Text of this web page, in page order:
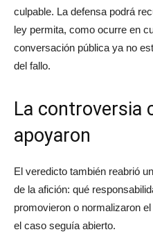
culpable. La defensa podrá
ley permita, como ocurre en
conversación pública ya no
del fallo.
La controversia
apoyaron
El veredicto también reabrió
de la afición: qué
promovieron o normalizaron
el caso seguía abierto.